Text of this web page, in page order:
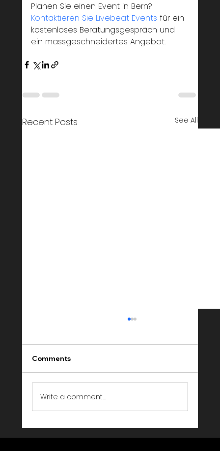
Planen Sie einen Event in Bern?
Kontaktieren Sie Livebeat Events für ein
kostenloses Beratungsgespräch und
ein massgeschneidertes Angebot.
Recent Posts See All
Comments
Write a comment...